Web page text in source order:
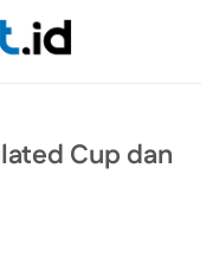
Cup dan